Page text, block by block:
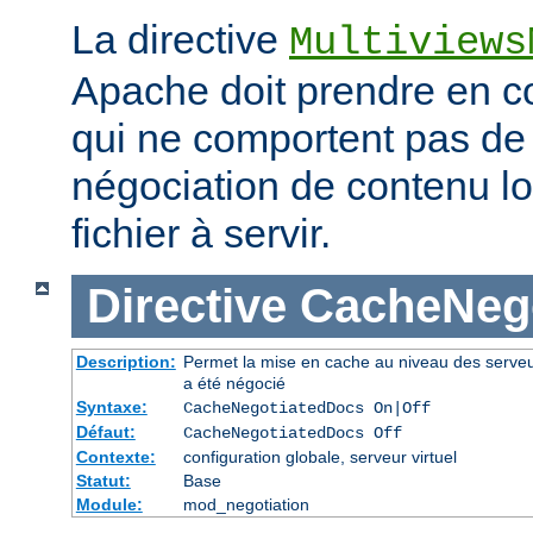
La directive
Apache doit prendre en
qui ne comportent pas
négociation de contenu
fichier à servir.
Directive
Description: Permet la mise en cache au niveau des
a été négocié
Syntaxe:
CacheNegotiatedDocs On|Off
Défaut:
CacheNegotiatedDocs Off
Contexte:
configuration globale, serveur virtuel
Statut:
Base
Module:
mod_negotiation